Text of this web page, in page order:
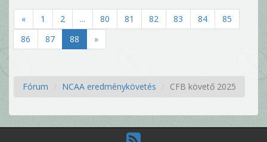
« 1 2 ... 80 81 82 83 84
85
86
87 88 »
Fórum NCAA eredménykövetés CFB követő 2025